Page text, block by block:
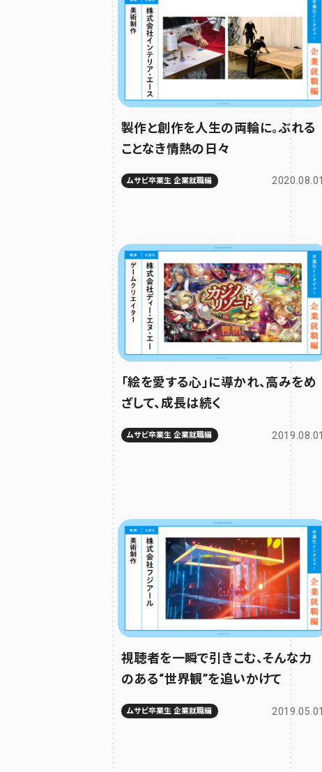
製作と創作を人生の両輪に。ぶれる
ことなき情熱の日々
ムサビ卒業生 企業就職編 2020.08.01
「絵を愛する心」に導かれ、高みをめ
ざして、成長は続く
ムサビ卒業生 企業就職編 2019.08.01
視聴者を一瞬で引きこむ、そんな力
のある“世界観”を追いかけて
ムサビ卒業生 企業就職編 2019.05.01